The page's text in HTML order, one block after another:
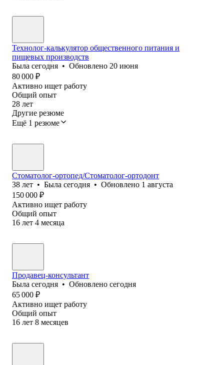
Технолог-калькулятор общественного питания и
пищевых производств
Была сегодня • Обновлено 20 июня
80 000 ₽
Активно ищет работу
Общий опыт
28 лет
Другие резюме
Ещё 1 резюме
Стоматолог-ортопед/Стоматолог-ортодонт
38 лет • Была сегодня • Обновлено 1 августа
150 000 ₽
Активно ищет работу
Общий опыт
16 лет 4 месяца
Продавец-консультант
Была сегодня • Обновлено сегодня
65 000 ₽
Активно ищет работу
Общий опыт
16 лет 8 месяцев